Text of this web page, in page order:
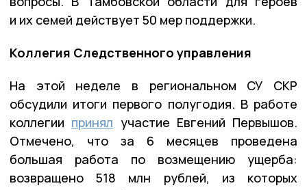
и их семей действует 50 мер поддержки.
Коллегия Следственного управления
На этой неделе в региональном СУ СКР
обсудили итоги первого полугодия. В работе
коллегии принял участие Евгений Первышов.
Отмечено, что за 6 месяцев проведена
большая работа по возмещению ущерба:
возвращено 518 млн рублей, из которых